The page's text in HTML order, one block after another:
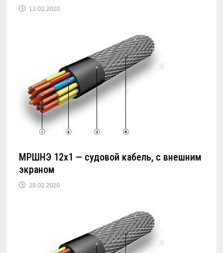
12.02.2020
МРШНЭ 12х1 — судовой кабель, с внешним
экраном
28.02.2020